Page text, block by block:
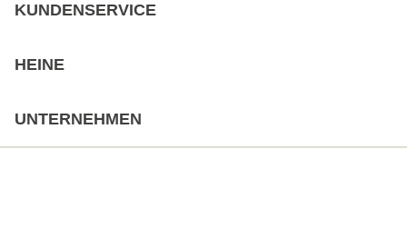
KUNDENSERVICE
HEINE
UNTERNEHMEN